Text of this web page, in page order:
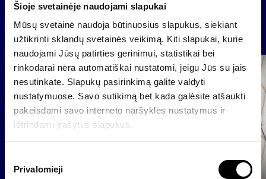
Šioje svetainėje naudojami slapukai
Mūsų svetainė naudoja būtinuosius slapukus, siekiant
užtikrinti sklandų svetainės veikimą. Kiti slapukai, kurie
naudojami Jūsų patirties gerinimui, statistikai bei
rinkodarai nėra automatiškai nustatomi, jeigu Jūs su jais
nesutinkate. Slapukų pasirinkimą galite valdyti
nustatymuose. Savo sutikimą bet kada galėsite atšaukti
pakeisdami savo interneto naršyklės nustatymus ir
ištrindami įrašytus slapukus.
Privalomieji
News
Group
Regulated information